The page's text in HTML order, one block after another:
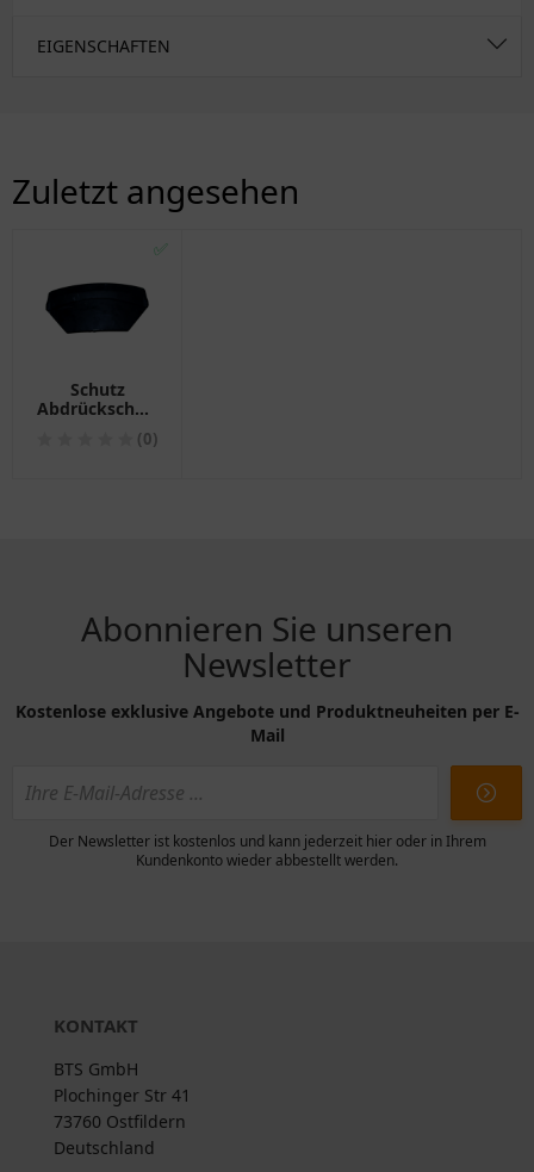
EIGENSCHAFTEN
Zuletzt angesehen
✅
Schutz
Abdrückschaufel
(0)
Abonnieren Sie unseren
Newsletter
Kostenlose exklusive Angebote und Produktneuheiten per E-
Mail
Der Newsletter ist kostenlos und kann jederzeit hier oder in Ihrem
Kundenkonto wieder abbestellt werden.
KONTAKT
BTS GmbH
Plochinger Str 41
73760 Ostfildern
Deutschland